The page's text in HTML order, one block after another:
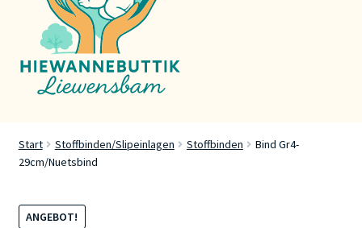
Servicer
Buttik
Start Stoffbinden/Slipeinlagen Stoffbinden
Bind Gr4-
29cm/Nuetsbind
ANGEBOT!